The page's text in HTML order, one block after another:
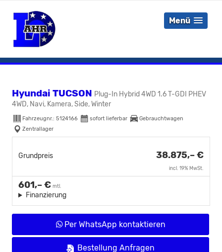
Menü
Hyundai TUCSON Plug-In Hybrid 4WD 1.6 T-GDI PHEV
4WD, Navi, Kamera, Side, Winter
Fahrzeugnr.: 5124166 sofort lieferbar
Gebrauchtwagen
Zentrallager
Grundpreis 38.875,– €
incl. 19% MwSt.
601,– € mtl.
Finanzierung
Per WhatsApp kontaktieren
Bestellung Anfragen